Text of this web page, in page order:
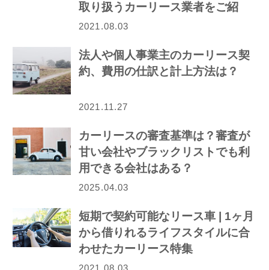
取り扱うカーリース業者をご紹
介！
2021.08.03
法人や個人事業主のカーリース契
約、費用の仕訳と計上方法は？
2021.11.27
カーリースの審査基準は？審査が
甘い会社やブラックリストでも利
用できる会社はある？
2025.04.03
短期で契約可能なリース車 | 1ヶ月
から借りれるライフスタイルに合
わせたカーリース特集
2021.08.03